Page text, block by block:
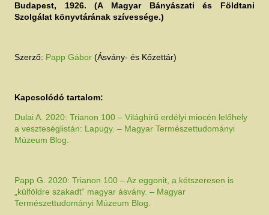
Budapest, 1926. (A Magyar Bányászati és Földtani
Szolgálat könyvtárának szívessége.)
Szerző: Papp Gábor (Ásvány- és Kőzettár)
Kapcsolódó tartalom:
Dulai A. 2020: Trianon 100 – Világhírű erdélyi miocén lelőhely
a veszteséglistán: Lapugy. – Magyar Természettudományi
Múzeum Blog.
Papp G. 2020: Trianon 100 – Az eggonit, a kétszeresen is
„külföldre szakadt” magyar ásvány. – Magyar
Természettudományi Múzeum Blog.